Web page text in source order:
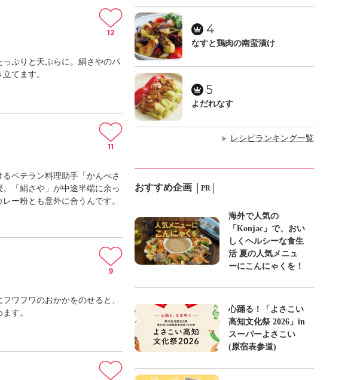
ぷりと天ぷらに。絹さやのパ
てます。
12
ベテラン料理助手「かんべさ
「絹さや」が中途半端に余っ
ー粉とも意外に合うんです。
11
ワフワのおかかをのせると、
す。
9
4
なすと鶏肉の南蛮漬け
5
よだれなす
▶ レシピランキング一覧
おすすめ企画 PR
海外で人気の
「Konjac」で、おい
しくヘルシーな食生
活 夏の人気メニュ
ーにこんにゃくを！
心踊る！「よさこい
高知文化祭 2026」in
スーパーよさこい
(原宿表参道)